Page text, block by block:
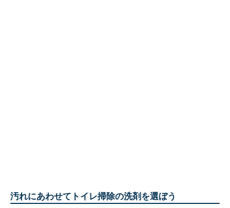
汚れにあわせてトイレ掃除の洗剤を選ぼう